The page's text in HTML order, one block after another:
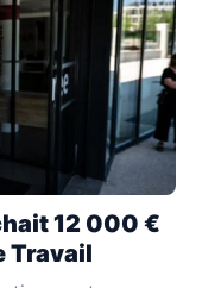
12 000 €
Travail